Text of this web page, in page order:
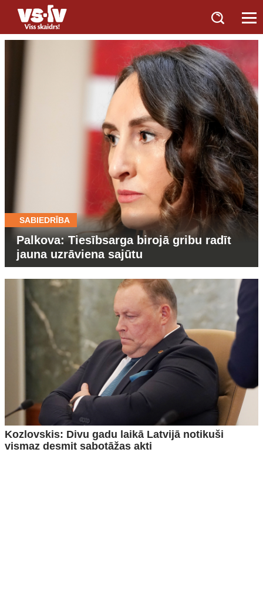
SABIEDRĪBA
Palkova: Tiesībsarga birojā gribu radīt
jauna uzrāviena sajūtu
Kozlovskis: Divu gadu laikā Latvijā notikuši
vismaz desmit sabotāžas akti